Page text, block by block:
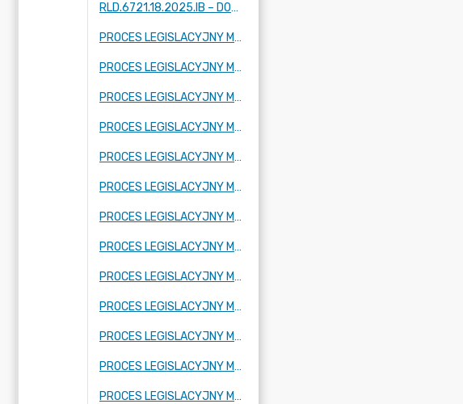
RLD.6721.18.2025.IB – DOTYCZY FRAGMENTU MIEJSCOWOŚCI KUKLÓWKA ZARZECZNA.
PROCES LEGISLACYJNY MPZP OBEJMUJĄCY FRAGMENT MIEJSCOWOŚCI RADZIEJOWICE PARCEL
PROCES LEGISLACYJNY MPZP OBEJMUJĄCY FRAGMENT MIEJSCOWOŚCI BUDY MSZCZONOWSKIE
PROCES LEGISLACYJNY MPZP OBEJMUJĄCY FRAGMENT MIEJSCOWOŚCI KRZE DUŻE
PROCES LEGISLACYJNY MPZP OBEJMUJĄCY FRAGMENT MIEJSCOWOŚCI RADZIEJOWICE, FRAGMENTY MIEJSCOWOŚCI RADZIEJOWICE-PARCEL ORAZ FRAGMENTY MIEJSCOWOŚCI ZBOISKA
PROCES LEGISLACYJNY MPZP OBEJMUJĄCY FRAGMENT MIEJSCOWOŚCI SŁABOMIERZ, FRAGMENT MIEJSCOWOŚCI BUDY MSZCZONOWSKIE, FRAGMENT MIEJSCOWOŚCI KRZYŻÓWKA ORAZ FRAGMENT MIEJSCOWOŚCI ZAZDROŚĆ
PROCES LEGISLACYJNY MPZP OBEJMUJĄCY FRAGMENT MIEJSCOWOŚCI KRZE DUŻE
PROCES LEGISLACYJNY MPZP OBEJMUJĄCY FRAGMENT MIEJSCOWOŚCI ADAMÓW-WIEŚ ORAZ FRAGMENT MIEJSCOWOŚCI KUKLÓWKA RADZIEJOWICKA
PROCES LEGISLACYJNY MPZP OBEJMUJĄCY FRAGMENT MIEJSCOWOŚCI CHROBOTY
PROCES LEGISLACYJNY MPZP OBEJMUJĄCY FRAGMENT MIEJSCOWOŚCI KORYTÓW
PROCES LEGISLACYJNY MPZP OBEJMUJĄCY FRAGMENT MIEJSCOWOŚCI ADAMÓW-PARCEL ORAZ FRAGMENT MIEJSCOWOŚCI BUDY JÓZEFOWSKIE
PROCES LEGISLACYJNY MPZP OBEJMUJĄCY FRAGMENT MIEJSCOWOŚCI RADZIEJOWICE
PROCES LEGISLACYJNY MPZP OBEJMUJĄCY FRAGMENT MIEJSCOWOŚCI KRZYŻÓWKA
PROCES LEGISLACYJNY MPZP OBEJMUJĄCY FRAGMENT MIEJSCOWOŚCI BENENARD